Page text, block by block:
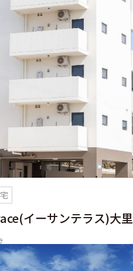
イーサンテラス)大里